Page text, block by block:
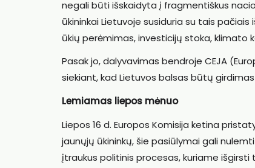
negali būti išskaidyta į fragmentiškus
ūkininkai Lietuvoje susiduria su tais
ūkių perėmimas, investicijų stoka, klimato
Pasak jo, dalyvavimas bendroje CEJA
siekiant, kad Lietuvos balsas būtų
Lemiamas liepos mėnuo
Liepos 16 d. Europos Komisija ketina
jaunųjų ūkininkų, šie pasiūlymai gali
įtraukus politinis procesas, kuriame